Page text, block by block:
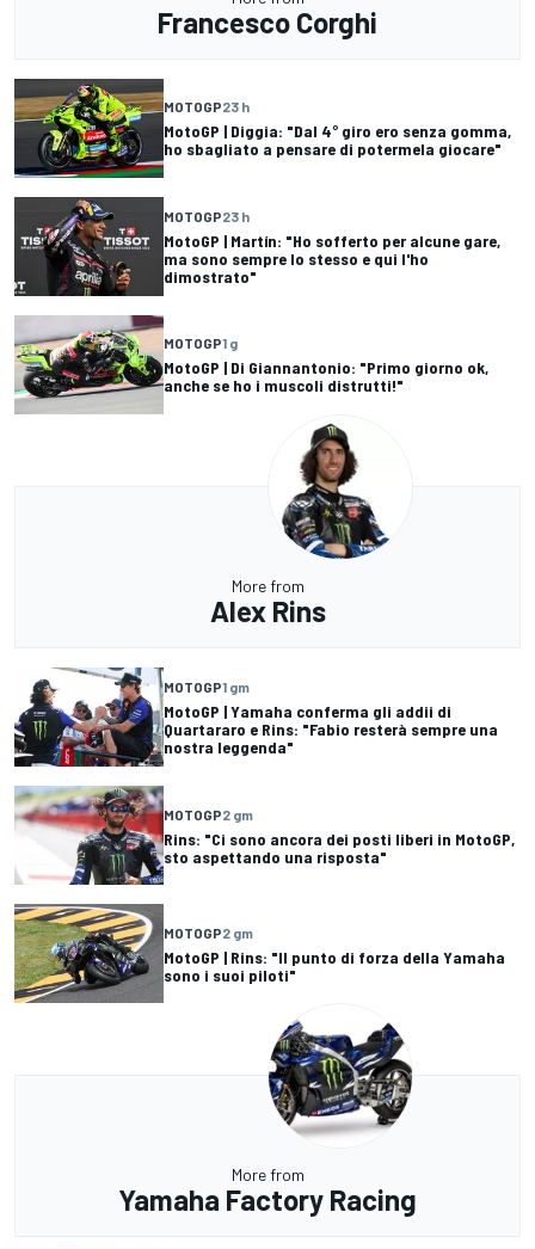
Francesco Corghi
MOTOGP23 h
MotoGP | Diggia: "Dal 4° giro ero senza gomma,
ho sbagliato a pensare di potermela giocare"
MOTOGP23 h
MotoGP | Martín: "Ho sofferto per alcune gare,
ma sono sempre lo stesso e qui l'ho
dimostrato"
MOTOGP1 g
MotoGP | Di Giannantonio: "Primo giorno ok,
anche se ho i muscoli distrutti!"
More from
Alex Rins
MOTOGP1 gm
MotoGP | Yamaha conferma gli addii di
Quartararo e Rins: "Fabio resterà sempre una
nostra leggenda"
MOTOGP2 gm
Rins: "Ci sono ancora dei posti liberi in MotoGP,
sto aspettando una risposta"
MOTOGP2 gm
MotoGP | Rins: "Il punto di forza della Yamaha
sono i suoi piloti"
More from
Yamaha Factory Racing